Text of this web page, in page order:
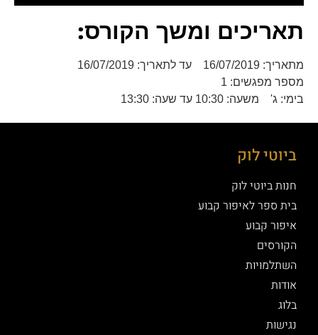
תאריכים ומשך הקורס:
מתאריך: 16/07/2019 עד לתאריך: 16/07/2019
מספר מפגשים: 1
בימי: ג' משעה: 10:30 עד שעה: 13:30
ביוטי לוק
חנות ביוטי לוק
בית ספר לאיפור קבוע
איפור קבוע
הקורסים
השתלמויות
אודות
בלוג
נגישות